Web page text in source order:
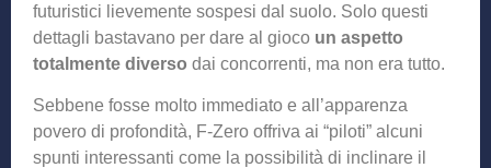
futuristici lievemente sospesi dal suolo. Solo questi
dettagli bastavano per dare al gioco un aspetto
totalmente diverso dai concorrenti, ma non era tutto.
Sebbene fosse molto immediato e all’apparenza
povero di profondità, F-Zero offriva ai “piloti” alcuni
spunti interessanti come la possibilità di inclinare il